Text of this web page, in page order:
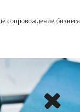
сопровождение бизнеса